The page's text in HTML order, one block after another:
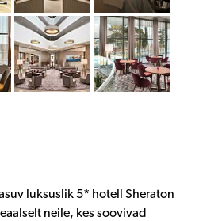
luksuslik 5* hotell Sheraton
neile, kes soovivad